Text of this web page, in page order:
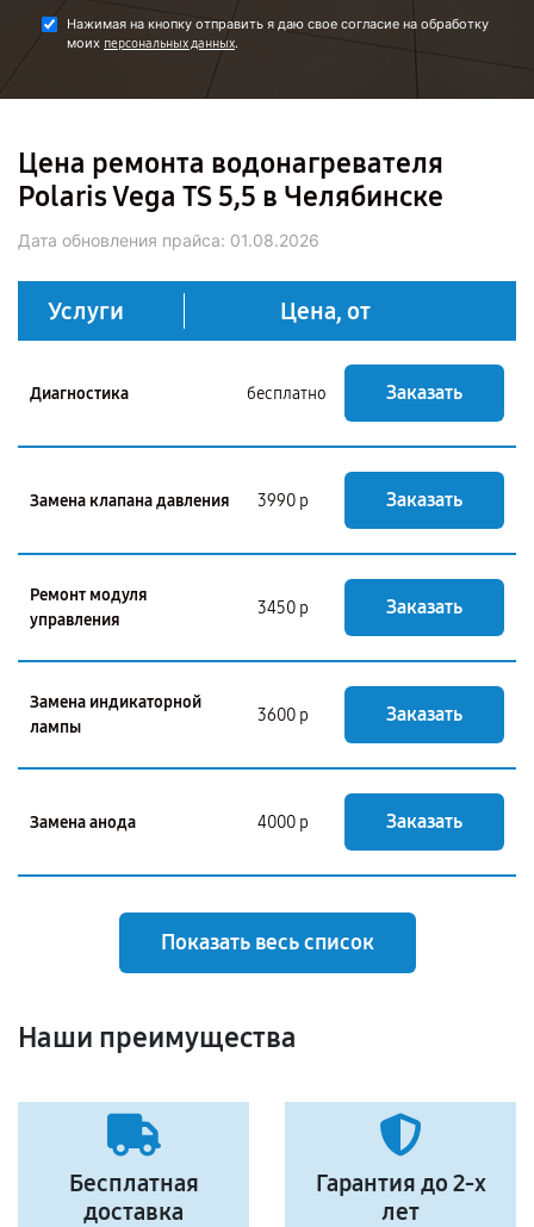
Нажимая на кнопку отправить я даю свое согласие на обработку
моих персональных данных.
Цена ремонта водонагревателя
Polaris Vega TS 5,5 в Челябинске
Дата обновления прайса: 01.08.2026
Услуги Цена, от
Диагностика бесплатно Заказать
Замена клапана давления 3990 р Заказать
Ремонт модуля
управления
3450 р Заказать
Замена индикаторной
лампы
3600 р Заказать
Замена анода 4000 р Заказать
Показать весь список
Наши преимущества
Бесплатная
доставка
Гарантия до 2-х
лет